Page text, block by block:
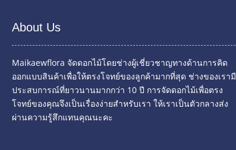
About Us
Maikaewflora จัดดอกไม้โดยช่างผู้เชี่ยวชาญทางด้านการคิด
ออกแบบสินค้าเพื่อให้ตรงโจทย์ของลูกค้ามากที่สุด ช่างของเรามี
ประสบการณ์ที่ยาวนานมากกว่า 10 ปี การจัดดอกไม้เพื่อตรง
โจทย์ของคุณจึงเป็นเรื่องง่ายสำหรับเรา ให้เราเป็นตัวกลางส่ง
ผ่านความรู้สึกแทนคุณนะคะ